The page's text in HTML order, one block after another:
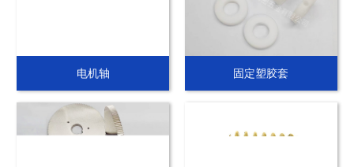
电机轴 固定塑胶套